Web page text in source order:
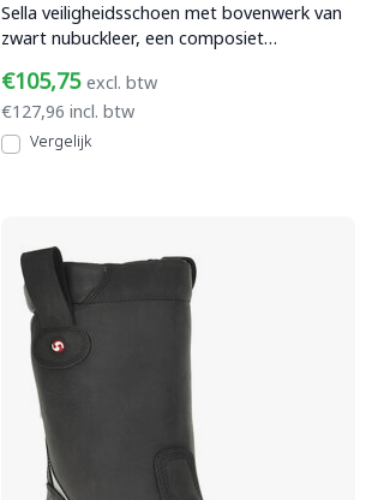
Sella veiligheidsschoen met bovenwerk van
zwart nubuckleer, een composiet
€105,75 excl. btw
€127,96 incl. btw
Vergelijk